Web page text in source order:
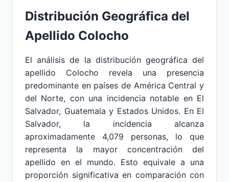
Distribución Geográfica del
Apellido Colocho
El análisis de la distribución geográfica del
apellido Colocho revela una presencia
predominante en países de América Central y
del Norte, con una incidencia notable en El
Salvador, Guatemala y Estados Unidos. En El
Salvador, la incidencia alcanza
aproximadamente 4,079 personas, lo que
representa la mayor concentración del
apellido en el mundo. Esto equivale a una
proporción significativa en comparación con